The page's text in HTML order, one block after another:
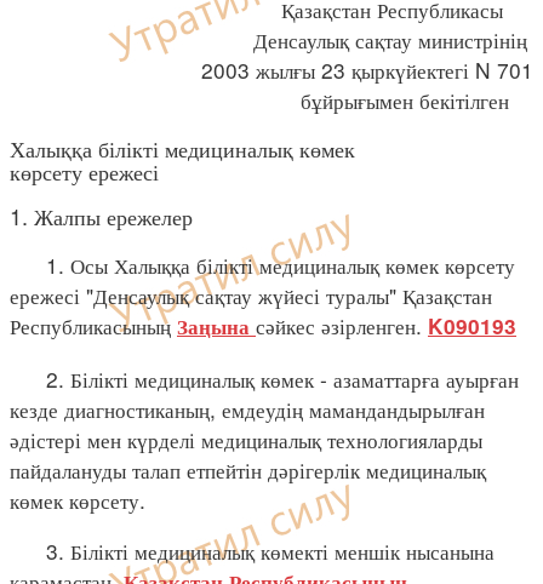
Қазақстан Республикасы
Денсаулық сақтау министрінің
2003 жылғы 23 қыркүйектегі N 701
бұйрығымен бекітілген
Халыққа білікті медициналық көмек
көрсету ережесі
1. Жалпы ережелер
1. Осы Халыққа білікті медициналық көмек көрсету
ережесі "Денсаулық сақтау жүйесі туралы" Қазақстан
Республикасының Заңына сәйкес әзірленген. K090193
2. Білікті медициналық көмек - азаматтарға ауырған
кезде диагностиканың, емдеудің мамандандырылған
әдістері мен күрделі медициналық технологияларды
пайдалануды талап етпейтін дәрігерлік медициналық
көмек көрсету.
3. Білікті медициналық көмекті меншік нысанына